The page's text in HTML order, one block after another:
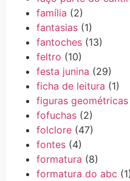
família (2)
fantasias (1)
fantoches (13)
feltro (10)
festa junina (29)
ficha de leitura (1)
figuras geométricas
fofuchas (2)
folclore (47)
fontes (4)
formatura (8)
formatura do abc (1)